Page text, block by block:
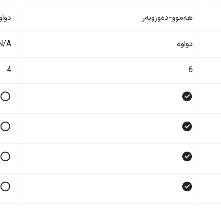
هەموو-دەوروبەر
دواوە A
6
4